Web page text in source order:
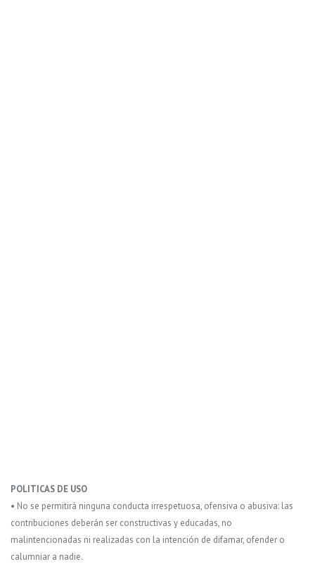
POLITICAS DE USO
• No se permitirá ninguna conducta irrespetuosa, ofensiva o abusiva: las
contribuciones deberán ser constructivas y educadas, no
malintencionadas ni realizadas con la intención de difamar, ofender o
calumniar a nadie.